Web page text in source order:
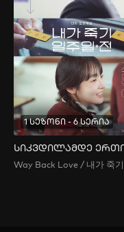
1 სეზონი - 6 სერია